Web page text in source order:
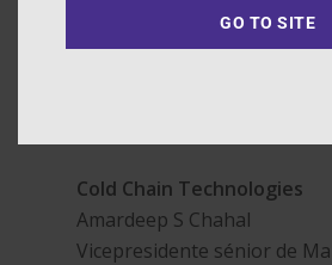
sobre Aurora Capital
Cold Chain Technologies
Amardeep S Chahal
Vicepresidente sénior de
GO TO SITE